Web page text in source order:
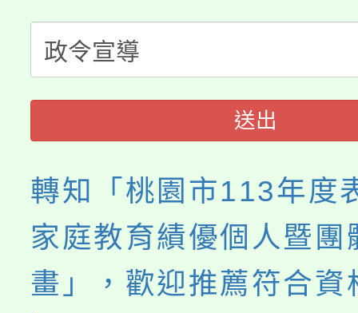
半價優惠，詳情可洽有
者。
份教師增能研習
大溪自造教育及科技中
份教師研習
淨零綠生活教案入校路
會
115年食農教育專業人
程
送出
轉知「桃園市113年度
家庭教育績優個人暨團
畫」，歡迎推薦符合資